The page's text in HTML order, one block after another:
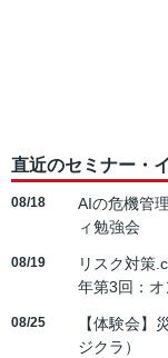
直近のセミナー・
08/18
AIの危機管
ィ勉強会
08/19
リスク対策
年第3回：オ
08/25
【体験会
ジクラ）